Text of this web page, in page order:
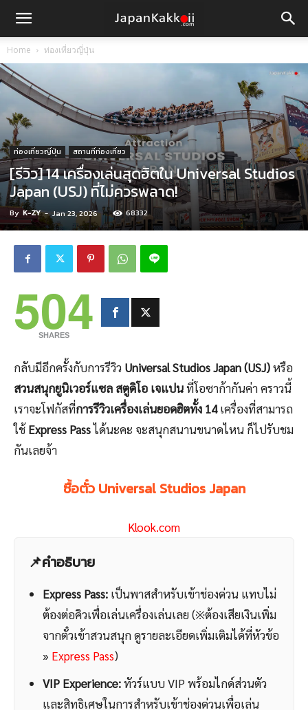
Home ท่องเที่ยวญี่ปุ่น
ท่องเที่ยวญี่ปุ่น สถานที่ท่องเที่ยว
[รีวิว] 14 เครื่องเล่นสุดฮิตใน Universal Studios
Japan (USJ) ที่ไม่ควรพลาด!
By K-ZY- Jan 23, 2026 68332
504
SHARES
กลับมีอีกครั้งกับการรีวิว Universal Studios Japan (USJ)หรือ
สวนสนุกยูนิเวอร์แซล สตูดิโอ เจแปนที่โอซาก้ากันค่า คราวนี้
เราจะโฟกัสที่การรีวิวเครื่องเล่นยอดฮิตทั้ง 14เครื่องที่สามารถ
ใช้ Express Passได้นะคะ จะสนุกสนานขนาดไหน ก็ไปรับชม
กันเลยจ้า
ซื้อตั๋ว Universal Studios Japan
Klook.com
📌คำอธิบาย
Express Pass: เป็นพาสสำหรับเข้าช่องด่วน แทบไม่
ต้องต่อคิวเพื่อเล่นเครื่องเล่นเลย (※ต้องเสียเงินเพิ่ม
จากตั๋วเข้าสวนสนุก ดูรายละเอียดเพิ่มเติมได้ที่หัวข้อ
» Express Pass)
VIP Experience:ทัวร์แบบ VIP พร้อมไกด์ส่วนตัว
และสิทธิเศษในการสำหรับเข้าช่องด่วนเพื่อเล่น